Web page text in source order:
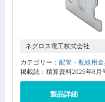
ネグロス電工株式会社
カテゴリー： 配管・配線用
掲載誌：積算資料2026年8月
製品詳細